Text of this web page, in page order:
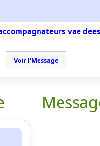
vae dees
Voir l'Message